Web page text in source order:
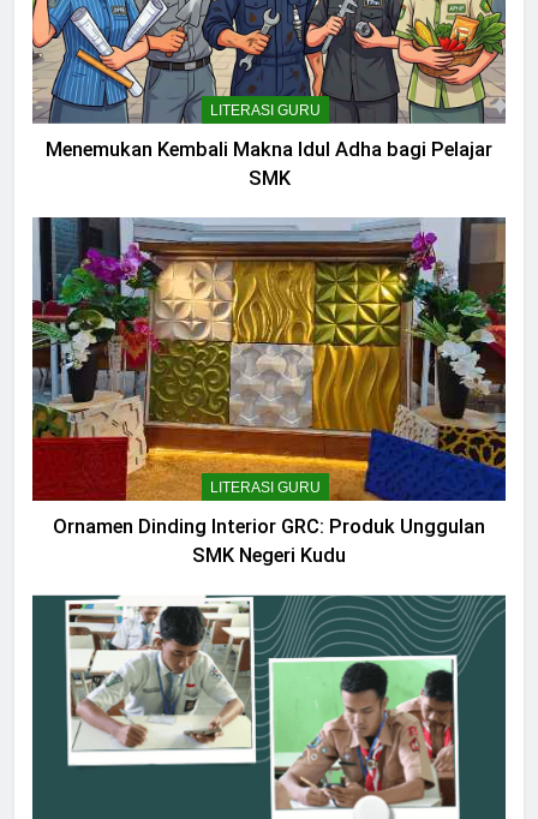
LITERASI GURU
Menemukan Kembali Makna Idul Adha bagi Pelajar
SMK
LITERASI GURU
Ornamen Dinding Interior GRC: Produk Unggulan
SMK Negeri Kudu